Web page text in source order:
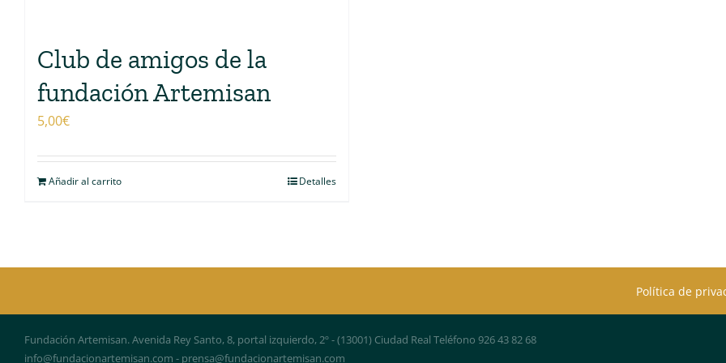
Club de amigos de la
fundación Artemisan
5,00€
Añadir al carrito Detalles
Política de
Fundación Artemisan. Avenida Rey Santo, 8, portal izquierdo, 2º - (13001) Ciudad Real Teléfono 926 43 82 68
info@fundacionartemisan.com - prensa@fundacionartemisan.com